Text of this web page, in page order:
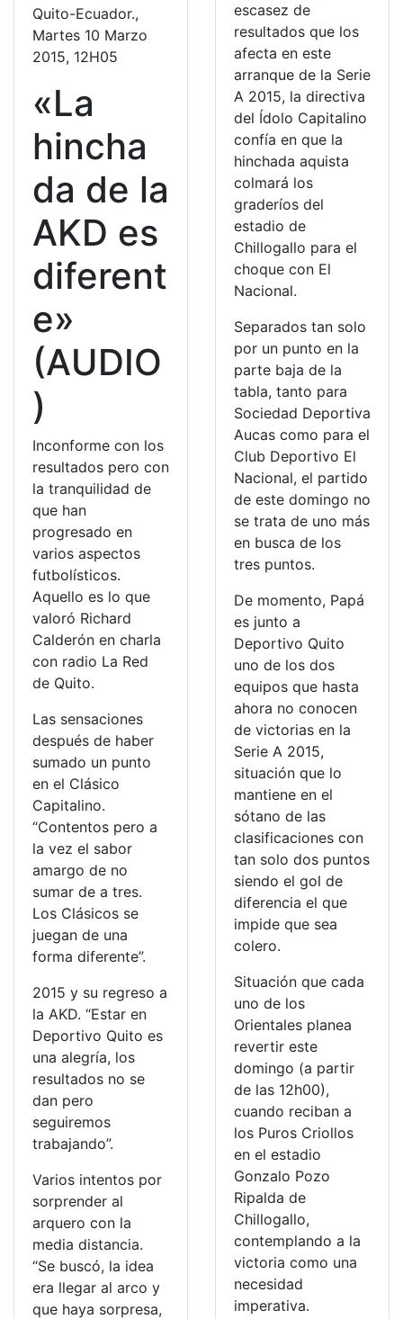
Quito-Ecuador.,
Martes 10 Marzo
2015, 12H05
«La
hincha
da de la
AKD es
diferent
e»
(AUDIO
)
Inconforme con los
resultados pero con
la tranquilidad de
que han
progresado en
varios aspectos
futbolísticos.
Aquello es lo que
valoró Richard
Calderón en charla
con radio La Red
de Quito.
Las sensaciones
después de haber
sumado un punto
en el Clásico
Capitalino.
“Contentos pero a
la vez el sabor
amargo de no
sumar de a tres.
Los Clásicos se
juegan de una
forma diferente”.
2015 y su regreso a
la AKD. “Estar en
Deportivo Quito es
una alegría, los
resultados no se
dan pero
seguiremos
trabajando”.
Varios intentos por
sorprender al
arquero con la
media distancia.
“Se buscó, la idea
era llegar al arco y
que haya sorpresa,
escasez de
resultados que los
afecta en este
arranque de la Serie
A 2015, la directiva
del Ídolo Capitalino
confía en que la
hinchada aquista
colmará los
graderíos del
estadio de
Chillogallo para el
choque con El
Nacional.
Separados tan solo
por un punto en la
parte baja de la
tabla, tanto para
Sociedad Deportiva
Aucas como para el
Club Deportivo El
Nacional, el partido
de este domingo no
se trata de uno más
en busca de los
tres puntos.
De momento, Papá
es junto a
Deportivo Quito
uno de los dos
equipos que hasta
ahora no conocen
de victorias en la
Serie A 2015,
situación que lo
mantiene en el
sótano de las
clasificaciones con
tan solo dos puntos
siendo el gol de
diferencia el que
impide que sea
colero.
Situación que cada
uno de los
Orientales planea
revertir este
domingo (a partir
de las 12h00),
cuando reciban a
los Puros Criollos
en el estadio
Gonzalo Pozo
Ripalda de
Chillogallo,
contemplando a la
victoria como una
necesidad
imperativa.